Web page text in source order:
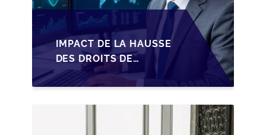
IMPACT DE LA HAUSSE
DES DROITS DE
SUCCESSION EN
WALLONIE SUR LA
TRANSMISSION